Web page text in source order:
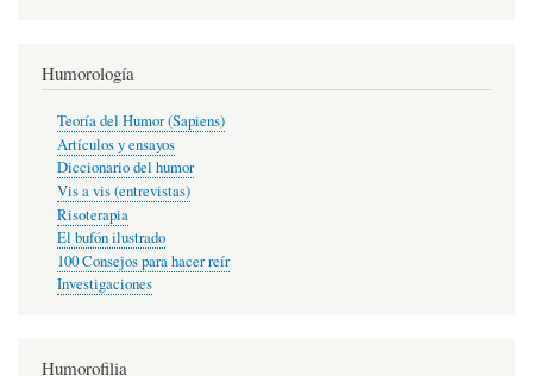
Humorología
Teoría del Humor (Sapiens)
Artículos y ensayos
Diccionario del humor
Vis a vis (entrevistas)
Risoterapia
El bufón ilustrado
100 Consejos para hacer reír
Investigaciones
Humorofilia